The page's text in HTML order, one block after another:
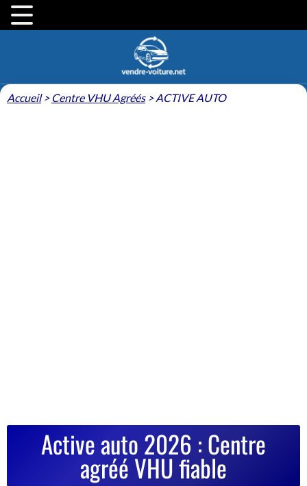
Accueil> Centre VHU Agréés>ACTIVE AUTO
Active auto 2026 : Centre
agréé VHU fiable